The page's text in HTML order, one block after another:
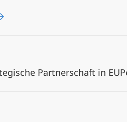
Partnerschaft in